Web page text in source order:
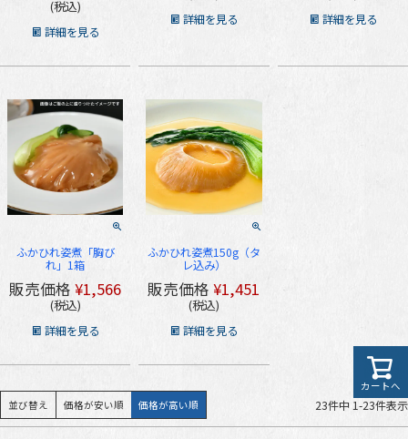
税込
詳細を見る
詳細を見る 詳細を見る
ふかひれ姿煮「胸び
れ」1箱
販売価格 ¥1,566
税込
詳細を見る
ふかひれ姿煮150g（タ
レ込み）
販売価格 ¥1,451
税込
詳細を見る
並び替え 価格が安い順 価格が高い順 23件中 1-23件表示
カートへ